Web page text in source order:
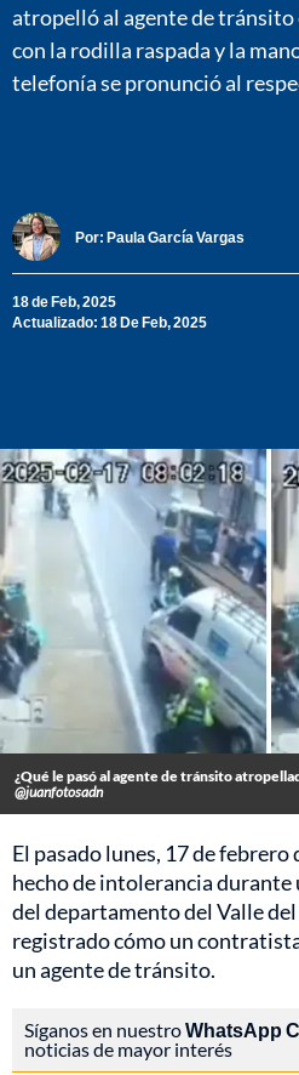
atropelló al agente de
con la rodilla raspada y la
telefonía se pronunció al
Por: Paula García Vargas
18 de Feb, 2025
Actualizado: 18 De Feb, 2025
¿Qué le pasó al agente de tránsito
@juanfotosadn
El pasado lunes, 17 de
hecho de intolerancia durante
del departamento del Valle
registrado cómo un
un agente de tránsito.
Síganos en nuestroWhatsApp
noticias de mayor interés